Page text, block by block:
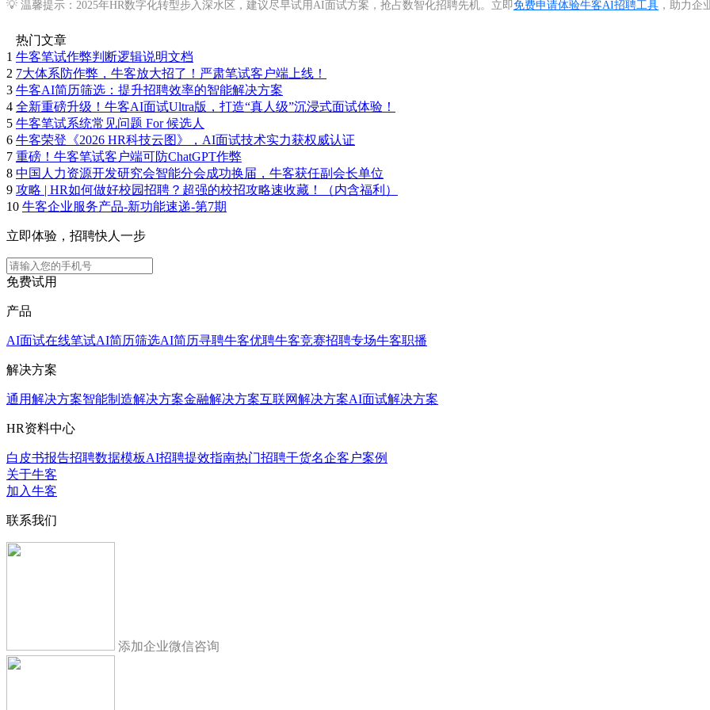
💡 温馨提示：2025年HR数字化转型步入深水区，建议尽早试用AI面试方案，抢占数智化招聘先机。立即免费申请体验牛客AI招聘工具 ，助力企
热门文章
1 牛客笔试作弊判断逻辑说明文档
2 7大体系防作弊，牛客放大招了！严肃笔试客户端上线！
3 牛客AI简历筛选：提升招聘效率的智能解决方案
4 全新重磅升级！牛客AI面试Ultra版，打造“真人级”沉浸式面试体验！
5 牛客笔试系统常见问题 For 候选人
6 牛客荣登《2026 HR科技云图》，AI面试技术实力获权威认证
7 重磅！牛客笔试客户端可防ChatGPT作弊
8 中国人力资源开发研究会智能分会成功换届，牛客获任副会长单位
9 攻略 | HR如何做好校园招聘？超强的校招攻略速收藏！（内含福利）
10 牛客企业服务产品-新功能速递-第7期
立即体验，招聘快人一步
免费试用
产品
AI面试在线笔试AI简历筛选AI简历寻聘牛客优聘牛客竞赛招聘专场牛客职播
解决方案
通用解决方案智能制造解决方案金融解决方案互联网解决方案AI面试解决方案
HR资料中心
白皮书报告招聘数据模板AI招聘提效指南热门招聘干货名企客户案例
关于牛客
加入牛客
联系我们
添加企业微信咨询